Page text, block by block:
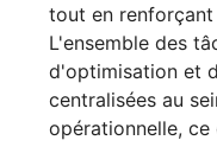
tout en
L'ensemble des
d'optimisation et
centralisées au
opérationnelle,